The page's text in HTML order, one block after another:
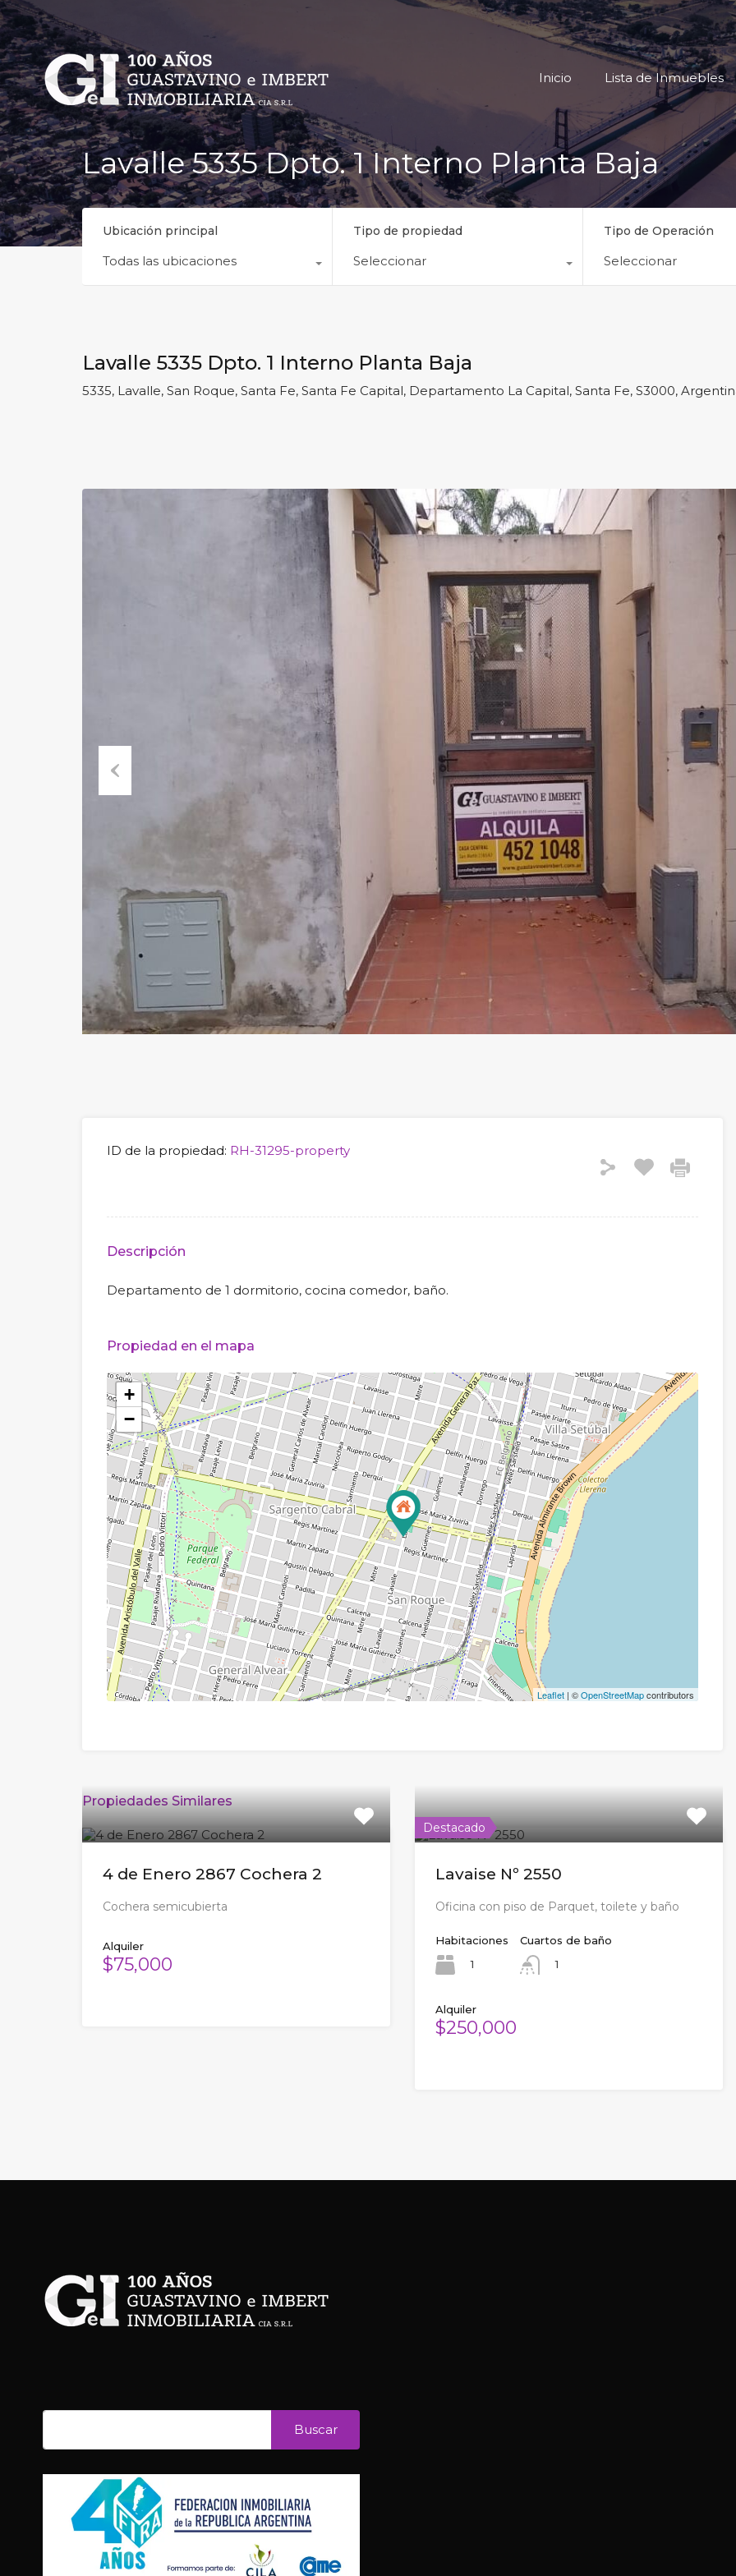
Inicio Lista
Inicio Lista de Inmuebles
Lavalle 5335 Dpto. 1 Interno Planta Baja
Ubicación principal
Todas las ubicaciones
Tipo de propiedad
Seleccionar
Tipo de Operación
Seleccionar
Lavalle 5335 Dpto. 1 Interno Planta Baja
5335, Lavalle, San Roque, Santa Fe, Santa Fe Capital, Departamento La Capital, Santa Fe, S3000,
ID de la propiedad: RH-31295-property
Descripción
Departamento de 1 dormitorio, cocina comedor, baño.
Propiedad en el mapa
+
−
Leaflet| ©OpenStreetMapcontributors
Propiedades Similares
4 de Enero 2867 Cochera 2
Cochera semicubierta
Alquiler
$75,000
Destacado
Lavaise Nº 2550
Oficina con piso de Parquet, toilete y baño
Habitaciones
1
Cuartos de baño
1
Alquiler
$250,000